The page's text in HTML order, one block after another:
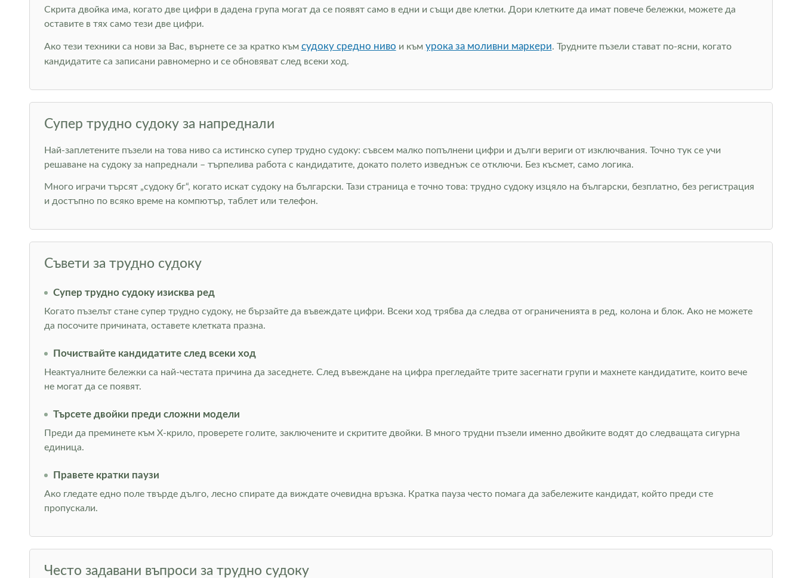
Скрита двойка има, когато две цифри в дадена група могат да се появят само в едни и същи две клетки. Дори клетките да имат повече бележки, можете да
оставите в тях само тези две цифри.
Ако тези техники са нови за Вас, върнете се за кратко към судоку средно ниво и към урока за моливни маркери. Трудните пъзели стават по-ясни, когато
кандидатите са записани равномерно и се обновяват след всеки ход.
Супер трудно судоку за напреднали
Най-заплетените пъзели на това ниво са истинско супер трудно судоку: съвсем малко попълнени цифри и дълги вериги от изключвания. Точно тук се учи
решаване на судоку за напреднали – търпелива работа с кандидатите, докато полето изведнъж се отключи. Без късмет, само логика.
Много играчи търсят „судоку бг“, когато искат судоку на български. Тази страница е точно това: трудно судоку изцяло на български, безплатно, без регистрация
и достъпно по всяко време на компютър, таблет или телефон.
Съвети за трудно судоку
Супер трудно судоку изисква ред
Когато пъзелът стане супер трудно судоку, не бързайте да въвеждате цифри. Всеки ход трябва да следва от ограниченията в ред, колона и блок. Ако не можете
да посочите причината, оставете клетката празна.
Почиствайте кандидатите след всеки ход
Неактуалните бележки са най-честата причина да заседнете. След въвеждане на цифра прегледайте трите засегнати групи и махнете кандидатите, които вече
не могат да се появят.
Търсете двойки преди сложни модели
Преди да преминете към Х-крило, проверете голите, заключените и скритите двойки. В много трудни пъзели именно двойките водят до следващата сигурна
единица.
Правете кратки паузи
Ако гледате едно поле твърде дълго, лесно спирате да виждате очевидна връзка. Кратка пауза често помага да забележите кандидат, който преди сте
пропускали.
Често задавани въпроси за трудно судоку